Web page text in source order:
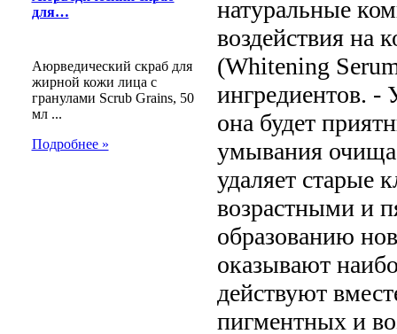
для…
Аюрведический скраб для
жирной кожи лица с
гранулами Scrub Grains, 50
мл ...
Подробнее »
натуральные
воздействия на
(Whitening
ингредиентов. -
она будет
умывания
удаляет старые
возрастными и
образованию
оказывают
действуют
пигментных и